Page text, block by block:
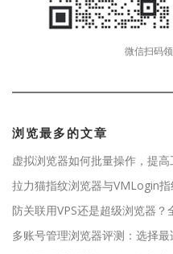
微信扫码
浏览最多的文章
虚拟浏览器如何批量操作，提高
拉力猫指纹浏览器与VMLogin
防关联用VPS还是超级浏览器？
多账号管理浏览器评测：选择最